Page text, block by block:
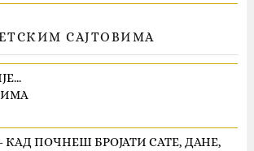
САЈТОВИМА
КАД ПОЧНЕШ БРОЈАТИ САТЕ, ДАНЕ,